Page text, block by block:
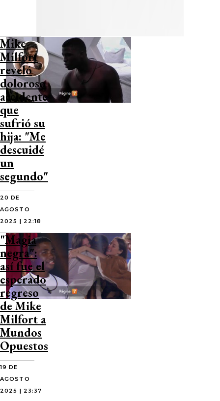
Mike
Milfort
reveló
doloroso
accidente
que
sufrió su
hija: "Me
descuidé
un
segundo"
20 DE
AGOSTO
2025 | 22:18
"Magia
negra":
así fue el
esperado
regreso
de Mike
Milfort a
Mundos
Opuestos
19 DE
AGOSTO
2025 | 23:37